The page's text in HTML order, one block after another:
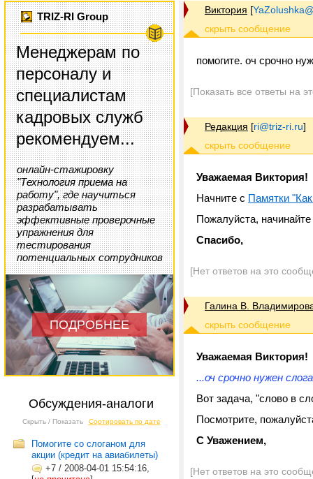
TRIZ-RI Group
Менеджерам по
персоналу и
специалистам
кадровых служб
рекомендуем...
онлайн-стажировку
"Технология приема на
работу", где научиться
разрабатывать
эффективные проверочные
упражнения для
тестирования
потенциальных сотрудников
ПОДРОБНЕЕ
Обсуждения-аналоги
Скрыть / Показать Сортировать по дате
Помогите со слоганом для
акции (кредит на авиабилеты)
+7 / 2008-04-01 15:54:16,
Виктория [
помогите. оч срочно
[Показать все ответы на
Редакция [ri@triz-ri.ru]
Уважаемая Виктория!
Начните с Памятки
Пожалуйста,
Спасибо,
[Нет ответов на это
Галина В.
Уважаемая Виктория!
...оч срочно нужен
Вот задача, "слово в
Посмотрите,
С Уважением,
[Нет ответов на это